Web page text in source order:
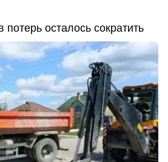
потерь осталось сократить